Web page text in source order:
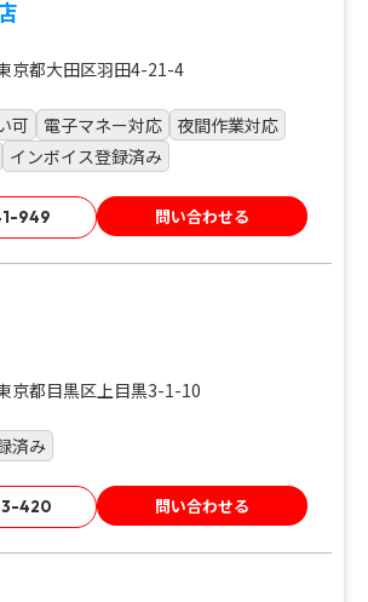
都大田区羽田4-21-4
可 電子マネー対応
夜間作業対応
インボイス登録済み
949 問い合わせる
都目黒区上目黒3-1-10
済み
420 問い合わせる